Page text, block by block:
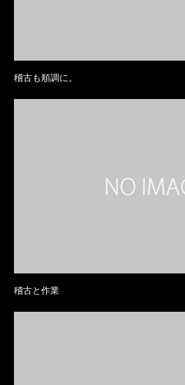
稽古も順調に。
稽古と作業